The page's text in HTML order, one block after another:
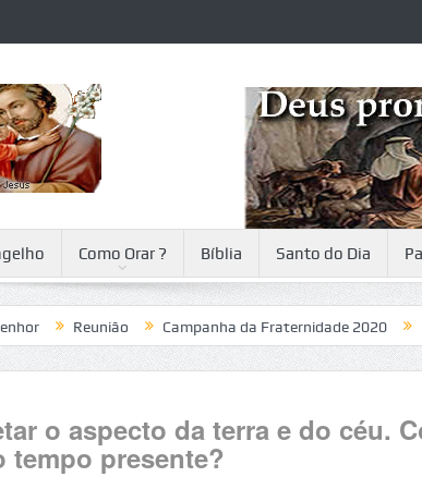
Como Orar ? Bíblia Santo do Dia
Reunião Campanha da Fraternidade 2020 Padre
o aspecto da terra e do céu.
tempo presente?